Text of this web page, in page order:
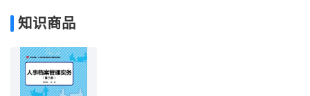
知识商品